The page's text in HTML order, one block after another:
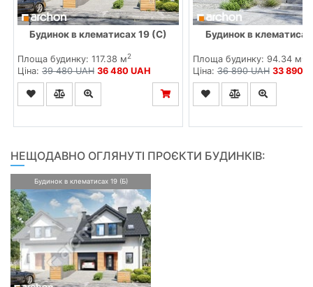
Будинок в клематисах 19 (С)
Площа будинку: 117.38 м2
Ціна: 39 480 UAH 36 480 UAH
Будинок в
Площа будинку: 94.34 м
Ціна:36 890 UAH 33 890
НЕЩОДАВНО ОГЛЯНУТІ ПРОЄКТИ БУДИНКІВ:
Будинок в клематисах 19 (Б)